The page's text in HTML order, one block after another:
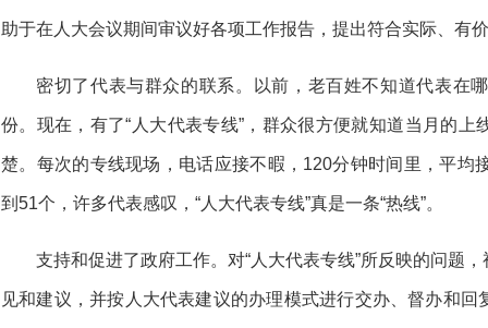
助于在人大会议期间审议好各项工作报告，提出符合实际、有
密切了代表与群众的联系。以前，老百姓不知道代表在
份。现在，有了“人大代表专线”，群众很方便就知道当月的
楚。每次的专线现场，电话应接不暇，120分钟时间里，平均
到51个，许多代表感叹，“人大代表专线”真是一条“热线”。
支持和促进了政府工作。对“人大代表专线”所反映的问题
见和建议，并按人大代表建议的办理模式进行交办、督办和